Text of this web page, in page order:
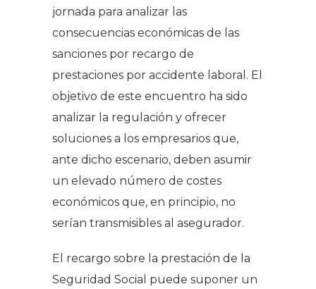
jornada para analizar las
consecuencias económicas de las
sanciones por recargo de
prestaciones por accidente laboral. El
objetivo de este encuentro ha sido
analizar la regulación y ofrecer
soluciones a los empresarios que,
ante dicho escenario, deben asumir
un elevado número de costes
económicos que, en principio, no
serían transmisibles al asegurador.
El recargo sobre la prestación de la
Seguridad Social puede suponer un